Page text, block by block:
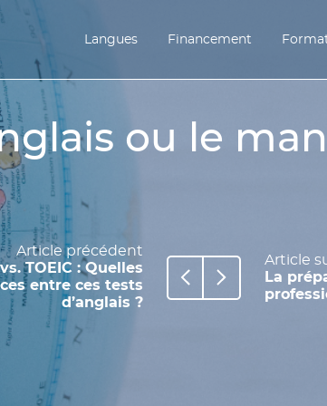
Langues Financement
ou le
Article précédent
TOEIC : Quelles
entre ces tests
d’anglais ?
Article
La